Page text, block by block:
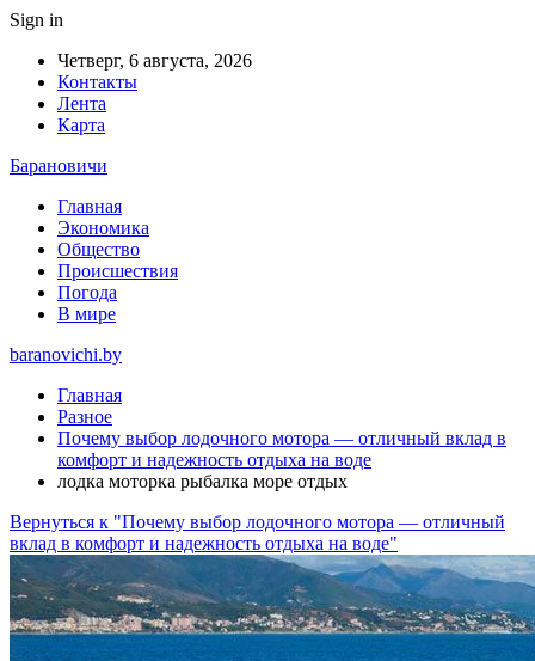
Sign in
Четверг, 6 августа, 2026
Контакты
Лента
Карта
Барановичи
Главная
Экономика
Общество
Происшествия
Погода
В мире
baranovichi.by
Главная
Разное
Почему выбор лодочного мотора — отличный вклад в
комфорт и надежность отдыха на воде
лодка моторка рыбалка море отдых
Вернуться к "Почему выбор лодочного мотора — отличный
вклад в комфорт и надежность отдыха на воде"